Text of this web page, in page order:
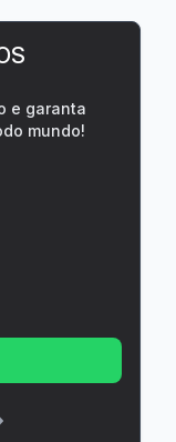
e garanta
mundo!